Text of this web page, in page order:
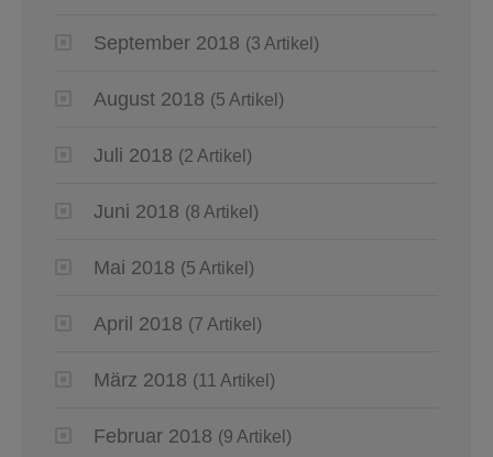
September 2018 (3 Artikel)
August 2018 (5 Artikel)
Juli 2018 (2 Artikel)
Juni 2018 (8 Artikel)
Mai 2018 (5 Artikel)
April 2018 (7 Artikel)
März 2018 (11 Artikel)
Februar 2018 (9 Artikel)